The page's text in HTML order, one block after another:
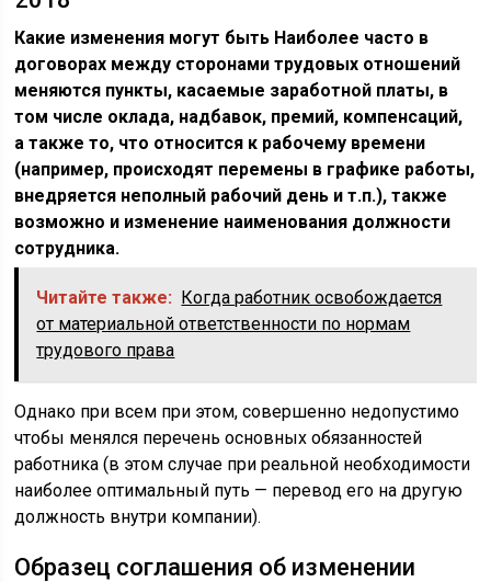
Какие изменения могут быть Наиболее часто в
договорах между сторонами трудовых отношений
меняются пункты, касаемые заработной платы, в
том числе оклада, надбавок, премий, компенсаций,
а также то, что относится к рабочему времени
(например, происходят перемены в графике работы,
внедряется неполный рабочий день и т.п.), также
возможно и изменение наименования должности
сотрудника.
Читайте также: Когда работник освобождается
от материальной ответственности по нормам
трудового права
Однако при всем при этом, совершенно недопустимо
чтобы менялся перечень основных обязанностей
работника (в этом случае при реальной необходимости
наиболее оптимальный путь — перевод его на другую
должность внутри компании).
Образец соглашения об изменении